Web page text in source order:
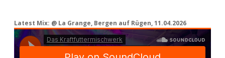
Latest Mix: @ La Grange, Bergen auf Rügen, 11.04.2026